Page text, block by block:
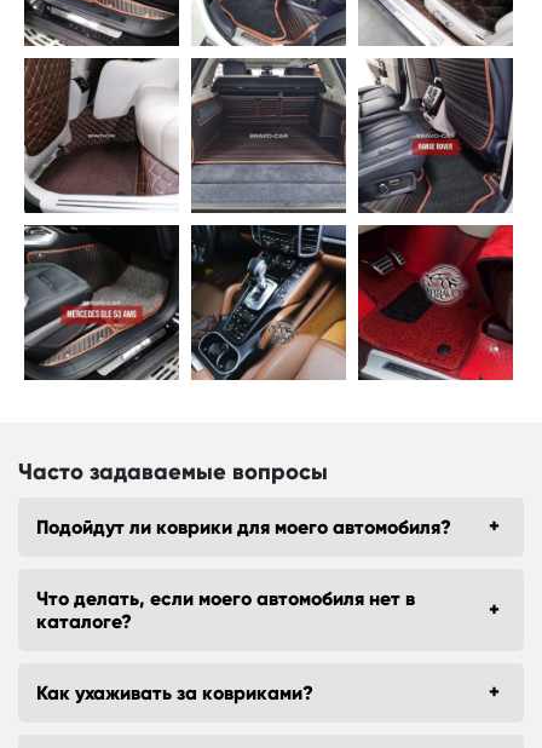
Часто задаваемые вопросы
Подойдут ли коврики для моего автомобиля?
Что делать, если моего автомобиля нет в
каталоге?
Как ухаживать за ковриками?